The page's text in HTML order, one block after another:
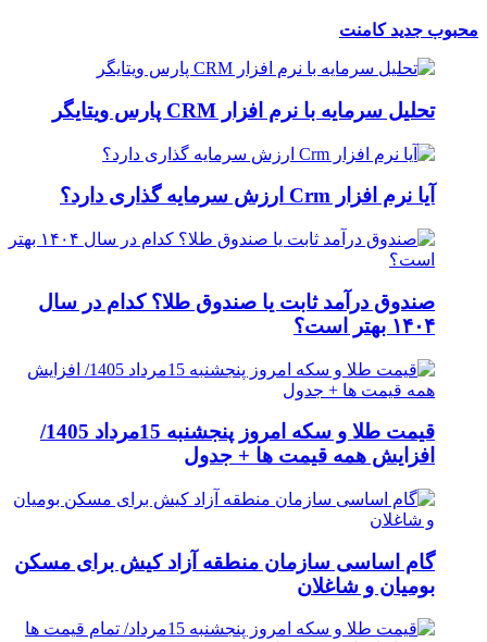
محبوب جدیدکامنت
تحلیل سرمایه با نرم افزار CRM پارس ویتایگر
آیا نرم افزار Crm ارزش سرمایه گذاری دارد؟
صندوق درآمد ثابت یا صندوق طلا؟ کدام در سال
۱۴۰۴ بهتر است؟
قیمت طلا و سکه امروز پنجشنبه 15مرداد 1405/
افزایش همه قیمت ها + جدول
گام اساسی سازمان منطقه آزاد کیش برای مسکن
بومیان و شاغلان